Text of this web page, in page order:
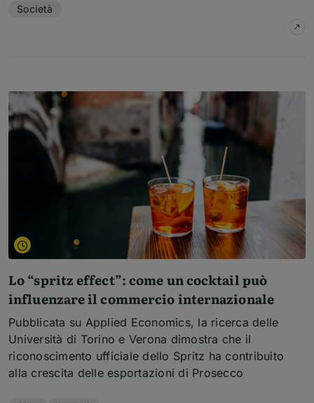
Società
su
Lo “spritz effect”: come un cocktail può
influenzare il commercio internazionale
Pubblicata su Applied Economics, la ricerca delle
Università di Torino e Verona dimostra che il
riconoscimento ufficiale dello Spritz ha contribuito
alla crescita delle esportazioni di Prosecco